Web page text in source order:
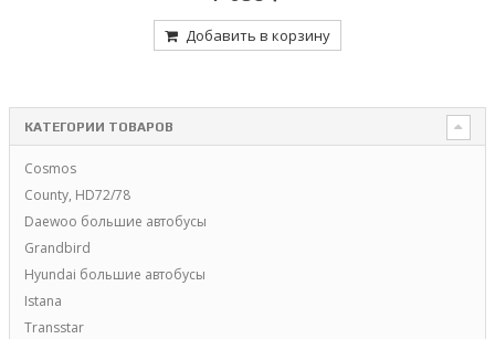
Добавить в корзину
КАТЕГОРИИ ТОВАРОВ
Cosmos
County, HD72/78
Daewoo большие автобусы
Grandbird
Hyundai большие автобусы
Istana
Transstar